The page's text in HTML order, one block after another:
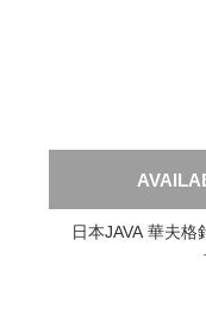
日本JAVA 華夫